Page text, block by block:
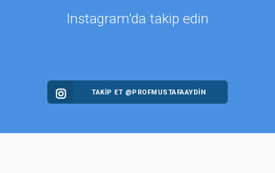
Instagram'da takip edin
TAKİP ET @PROFMUSTAFAAYDIN